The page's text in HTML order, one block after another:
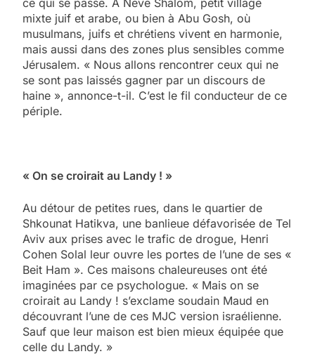
mixte juif et arabe, ou bien à Abu Gosh, où
musulmans, juifs et chrétiens vivent en harmonie,
mais aussi dans des zones plus sensibles comme
Jérusalem. « Nous allons rencontrer ceux qui ne
se sont pas laissés gagner par un discours de
haine », annonce-t-il. C’est le fil conducteur de ce
périple.
« On se croirait au Landy ! »
Au détour de petites rues, dans le quartier de
Shkounat Hatikva, une banlieue défavorisée de Tel
Aviv aux prises avec le trafic de drogue, Henri
Cohen Solal leur ouvre les portes de l’une de ses «
Beit Ham ». Ces maisons chaleureuses ont été
imaginées par ce psychologue. « Mais on se
croirait au Landy ! s’exclame soudain Maud en
découvrant l’une de ces MJC version israélienne.
Sauf que leur maison est bien mieux équipée que
celle du Landy. »